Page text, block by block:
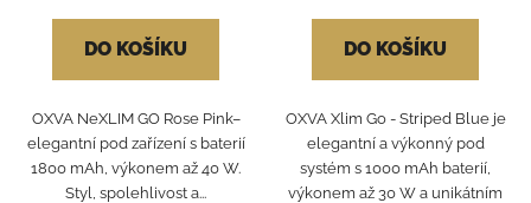
DO KOŠÍKU
OXVA NeXLIM GO Rose Pink–
elegantní pod zařízení s baterií
1800 mAh, výkonem až 40 W.
Styl, spolehlivost a...
DO KOŠÍKU
OXVA Xlim Go - Striped Blue je
elegantní a výkonný pod
systém s 1000 mAh baterií,
výkonem až 30 W a unikátním